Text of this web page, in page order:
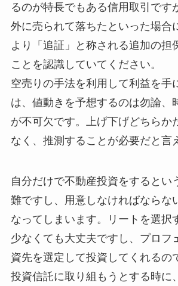
るのが特長でもある信用取引です
外に売られて落ちたといった場合
より「追証」と称される追加の担
ことを認識していてください。
空売りの手法を利用して利益を手
は、値動きを予想するのは勿論、
が不可欠です。上げ下げどちらか
なく、推測することが必要だと言
自分だけで不動産投資をするとい
難ですし、用意しなければならな
なってしまいます。リートを選択
少なくても大丈夫ですし、プロフ
資先を選定して投資してくれるの
投資信託に取り組もうとする時に